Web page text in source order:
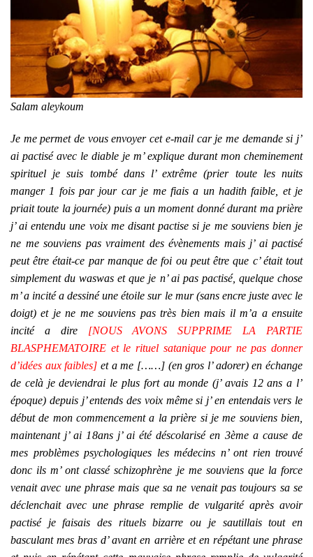
Salam aleykoum
Je me permet de vous envoyer cet e-mail car je me demande si j’
ai pactisé avec le diable je m’ explique durant mon cheminement
spirituel je suis tombé dans l’ extrême (prier toute les nuits
manger 1 fois par jour car je me fiais a un hadith faible, et je
priait toute la journée) puis a un moment donné durant ma prière
j’ ai entendu une voix me disant pactise si je me souviens bien je
ne me souviens pas vraiment des évènements mais j’ ai pactisé
peut être était-ce par manque de foi ou peut être que c’ était tout
simplement du waswas et que je n’ ai pas pactisé, quelque chose
m’ a incité a dessiné une étoile sur le mur (sans encre juste avec le
doigt) et je ne me souviens pas très bien mais il m’a a ensuite
incité a dire [NOUS AVONS SUPPRIME LA PARTIE
BLASPHEMATOIRE et le rituel satanique pour ne pas donner
d’idées aux faibles] et a me [……] (en gros l’ adorer) en échange
de celà je deviendrai le plus fort au monde (j’ avais 12 ans a l’
époque) depuis j’ entends des voix même si j’ en entendais vers le
début de mon commencement a la prière si je me souviens bien,
maintenant j’ ai 18ans j’ ai été déscolarisé en 3ème a cause de
mes problèmes psychologiques les médecins n’ ont rien trouvé
donc ils m’ ont classé schizophrène je me souviens que la force
venait avec une phrase mais que sa ne venait pas toujours sa se
déclenchait avec une phrase remplie de vulgarité après avoir
pactisé je faisais des rituels bizarre ou je sautillais tout en
basculant mes bras d’ avant en arrière et en répétant une phrase